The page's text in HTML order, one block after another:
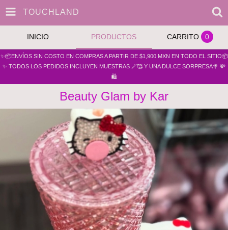
TOUCHLAND
INICIO PRODUCTOS CARRITO 0
✨📦ENVÍOS SIN COSTO EN COMPRAS A PARTIR DE $1,900 MXN EN TODO EL SITIO📦
✨ TODOS LOS PEDIDOS INCLUYEN MUESTRAS 🪄🥰 Y UNA DULCE SORPRESA🍭 💸
🛍️
Beauty Glam by Kar